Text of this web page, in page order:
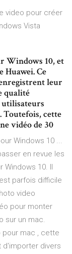
video pour créer
Vista
Windows 10, et
Huawei. Ce
leur
qualité
utilisateurs
Toutefois, cette
vidéo de 30
Windows 10 ...
en revue les
10. Il
parfois difficile
video
pour monter
sur un mac.
pour mac , cette
d'importer divers